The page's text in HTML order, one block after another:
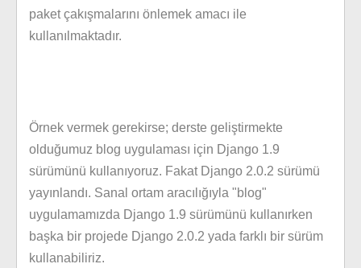
paket çakışmalarını önlemek amacı ile
kullanılmaktadır.
Örnek vermek gerekirse; derste geliştirmekte
olduğumuz blog uygulaması için Django 1.9
sürümünü kullanıyoruz. Fakat Django 2.0.2 sürümü
yayınlandı. Sanal ortam aracılığıyla "blog"
uygulamamızda Django 1.9 sürümünü kullanırken
başka bir projede Django 2.0.2 yada farklı bir sürüm
kullanabiliriz.